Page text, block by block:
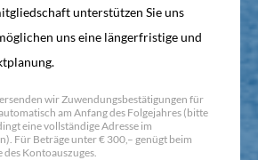
unterstützen Sie uns
uns eine längerfristige und
wir Zuwendungsbestätigungen für
am Anfang des Folgejahres (bitte
eine vollständige Adresse im
Für Beträge unter € 300,– genügt beim
Kontoauszuges.